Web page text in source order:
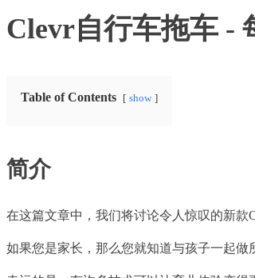
Clevr自行车拖车 -
Table of Contents show
简介
在这篇文章中，我们将讨论令人惊叹的新款
如果您是家长，那么您就知道与孩子一起做